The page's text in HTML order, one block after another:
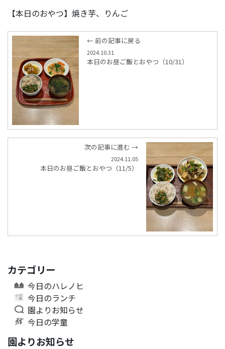
【本日のおやつ】焼き芋、りんご
← 前の記事に戻る
2024.10.31
本日のお昼ご飯とおやつ（10/31）
次の記事に進む →
2024.11.05
本日のお昼ご飯とおやつ（11/5）
カテゴリー
今日のハレノヒ
今日のランチ
園よりお知らせ
今日の学童
園よりお知らせ